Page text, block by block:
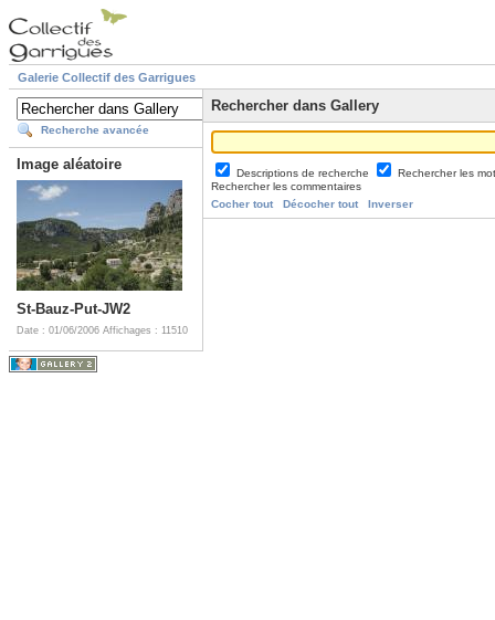
Galerie Collectif des Garrigues
Recherche avancée
Image aléatoire
St-Bauz-Put-JW2
Date : 01/06/2006 Affichages : 11510
Rechercher dans Gallery
Descriptions de recherche
Rechercher les
Rechercher les commentaires
Cocher tout
Décocher tout Inverser